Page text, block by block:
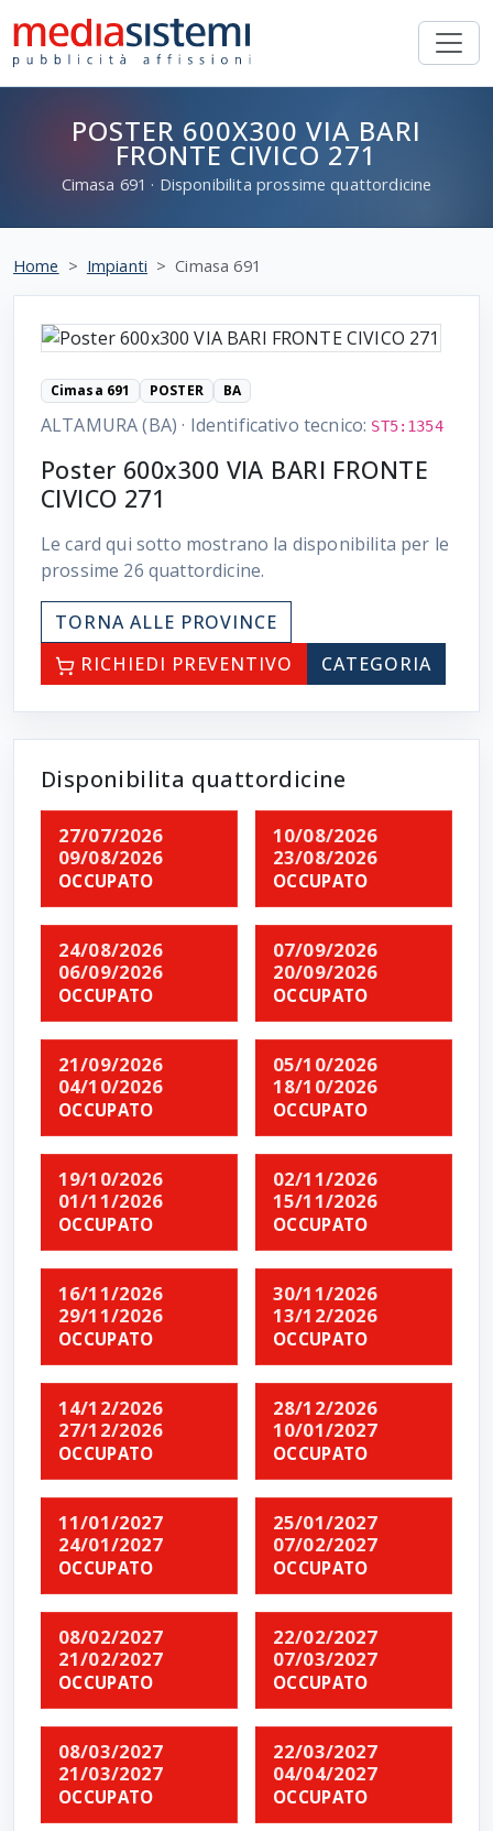
POSTER 600X300 VIA BARI
FRONTE CIVICO 271
Cimasa 691 · Disponibilita prossime quattordicine
Home Impianti Cimasa 691
Cimasa 691 POSTER BA
ALTAMURA (BA) · Identificativo tecnico: ST5:1354
Poster 600x300 VIA BARI FRONTE
CIVICO 271
Le card qui sotto mostrano la disponibilita per le
prossime 26 quattordicine.
TORNA ALLE PROVINCE
RICHIEDI PREVENTIVO
CATEGORIA
Disponibilita quattordicine
27/07/2026
09/08/2026
OCCUPATO
10/08/2026
23/08/2026
OCCUPATO
24/08/2026
06/09/2026
OCCUPATO
07/09/2026
20/09/2026
OCCUPATO
21/09/2026
04/10/2026
OCCUPATO
05/10/2026
18/10/2026
OCCUPATO
19/10/2026
01/11/2026
OCCUPATO
02/11/2026
15/11/2026
OCCUPATO
16/11/2026
29/11/2026
OCCUPATO
30/11/2026
13/12/2026
OCCUPATO
14/12/2026
27/12/2026
OCCUPATO
28/12/2026
10/01/2027
OCCUPATO
11/01/2027
24/01/2027
OCCUPATO
25/01/2027
07/02/2027
OCCUPATO
08/02/2027
21/02/2027
OCCUPATO
22/02/2027
07/03/2027
OCCUPATO
08/03/2027
21/03/2027
OCCUPATO
22/03/2027
04/04/2027
OCCUPATO